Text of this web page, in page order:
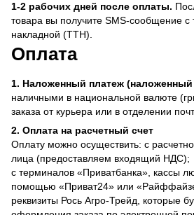
1-2 рабочих дней после оплаты.
товара вы получите SMS-сообщение с
накладной (ТТН).
Оплата
1. Наложенный платеж (наложенный
наличными в национальной валюте
заказа от курьера или в отделении
2. Оплата на расчетный счет
Оплату можно осуществить: с
лица (предоставляем входящий НДС);
с терминалов «Приватбанка», кассы
помощью «Приват24» или
реквизиты Рось Агро-Трейд, которые